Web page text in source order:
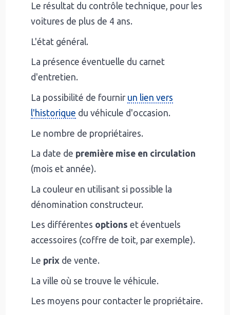
Le résultat du contrôle technique, pour les
voitures de plus de 4 ans.
L'état général.
La présence éventuelle du carnet
d'entretien.
La possibilité de fournir un lien vers
l'historique du véhicule d'occasion.
Le nombre de propriétaires.
La date de première mise en circulation
(mois et année).
La couleur en utilisant si possible la
dénomination constructeur.
Les différentes options et éventuels
accessoires (coffre de toit, par exemple).
Le prix de vente.
La ville où se trouve le véhicule.
Les moyens pour contacter le propriétaire.